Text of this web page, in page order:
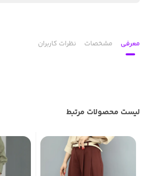
معرفی مشخصات نظرات کاربران
لیست محصولات مرتبط